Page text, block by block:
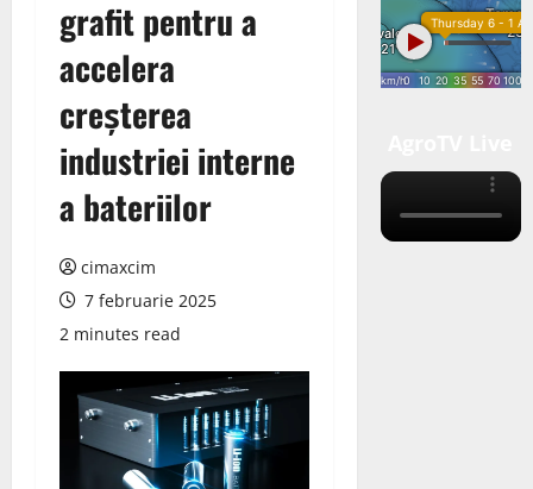
grafit pentru a
accelera
creșterea
industriei interne
a bateriilor
cimaxcim
7 februarie 2025
2 minutes read